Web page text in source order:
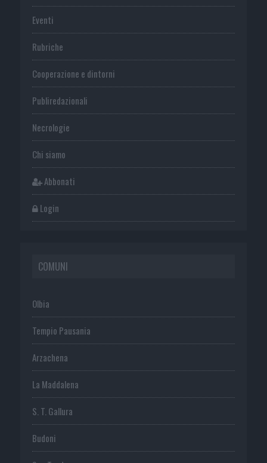
Eventi
Rubriche
Cooperazione e dintorni
Publiredazionali
Necrologie
Chi siamo
Abbonati
Login
COMUNI
Olbia
Tempio Pausania
Arzachena
La Maddalena
S. T. Gallura
Budoni